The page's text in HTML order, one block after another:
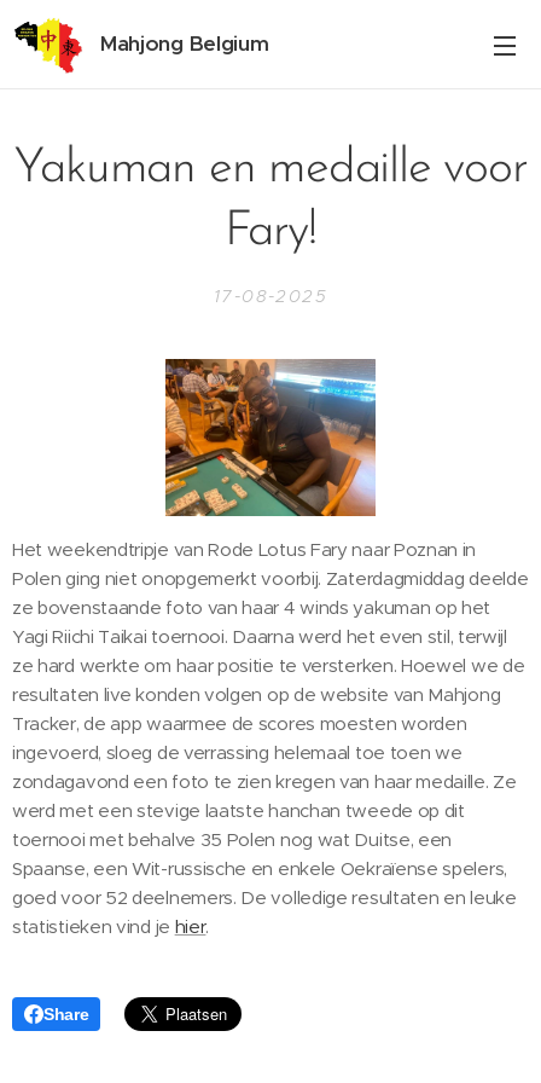
Mahjong Belgium
Yakuman en medaille voor
Fary!
17-08-2025
Het weekendtripje van Rode Lotus Fary naar Poznan in
Polen ging niet onopgemerkt voorbij. Zaterdagmiddag deelde
ze bovenstaande foto van haar 4 winds yakuman op het
Yagi Riichi Taikai toernooi. Daarna werd het even stil, terwijl
ze hard werkte om haar positie te versterken. Hoewel we de
resultaten live konden volgen op de website van Mahjong
Tracker, de app waarmee de scores moesten worden
ingevoerd, sloeg de verrassing helemaal toe toen we
zondagavond een foto te zien kregen van haar medaille. Ze
werd met een stevige laatste hanchan tweede op dit
toernooi met behalve 35 Polen nog wat Duitse, een
Spaanse, een Wit-russische en enkele Oekraïense spelers,
goed voor 52 deelnemers. De volledige resultaten en leuke
statistieken vind je hier.
Share